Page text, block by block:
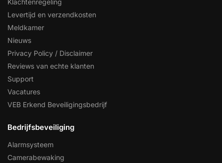
Klachtenregeling
Levertijd en verzendkosten
Meldkamer
Nieuws
Privacy Policy / Disclaimer
Reviews van echte klanten
Support
Vacatures
VEB Erkend Beveiligingsbedrijf
Bedrijfsbeveiliging
Alarmsysteem
Camerabewaking